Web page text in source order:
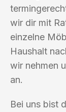
wir dir mit
einzelne
Haushalt
wir nehmen
an.
Bei uns bist